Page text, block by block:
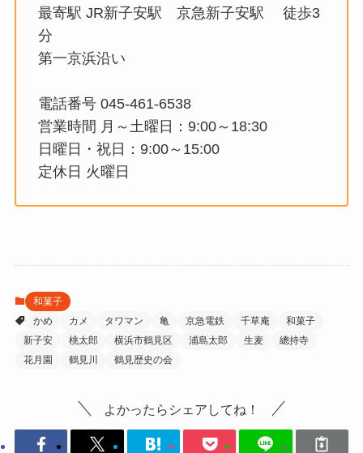
最寄駅 JR新子安駅 京急新子安駅 徒歩3
分
第一京浜沿い
電話番号 045-461-6538
営業時間 月～土曜日：9:00～18:30
日曜日・祝日：9:00～15:00
定休日 火曜日
和菓子
かめ
カメ タワマン 亀 京急電鉄 千草庵
和菓子
新子安
桃太郎 横浜市鶴見区 浦島太郎 生麦
總持寺
花月園
鶴見川 鶴見歴史の会
よかったらシェアしてね！